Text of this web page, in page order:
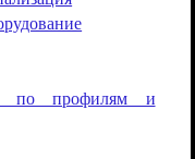
по профилям и